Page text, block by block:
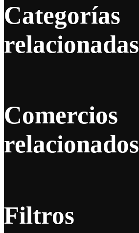
Categorías
relacionadas
Comercios
relacionados
Filtros